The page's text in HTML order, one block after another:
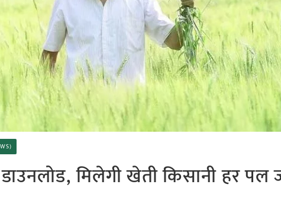
मिलेगी खेती किसानी हर पल